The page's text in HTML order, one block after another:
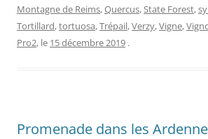
Montagne de Reims,Quercus,State Forest,
Tortillard,tortuosa,Trépail,Verzy,Vigne,
Pro2, le 15 décembre 2019 .
Promenade dans les